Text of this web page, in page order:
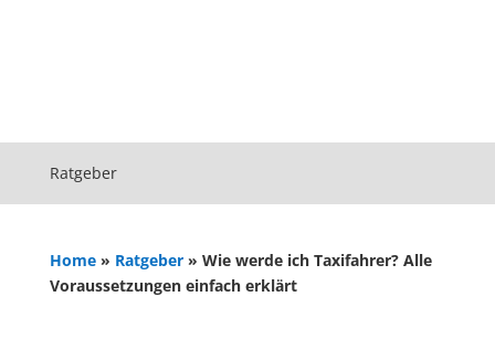
Ratgeber
Home» Ratgeber» Wie werde ich Taxifahrer? Alle
Voraussetzungen einfach erklärt